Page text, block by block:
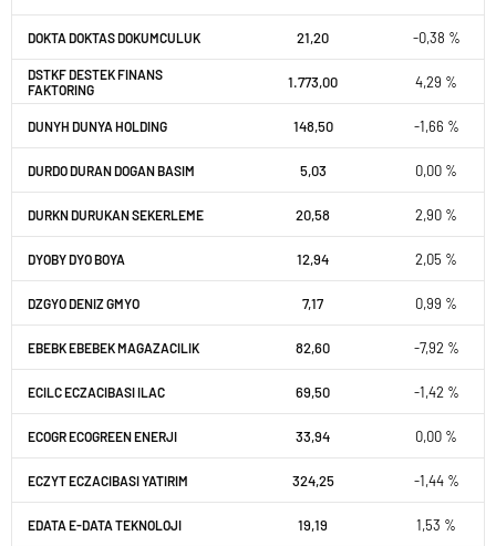
DOKTA DOKTAS DOKUMCULUK 21,20 -0,38 %
DSTKF DESTEK FINANS
FAKTORING
1.773,00 4,29 %
DUNYH DUNYA HOLDING 148,50 -1,66 %
DURDO DURAN DOGAN BASIM 5,03 0,00 %
DURKN DURUKAN SEKERLEME 20,58 2,90 %
DYOBY DYO BOYA 12,94 2,05 %
DZGYO DENIZ GMYO 7,17 0,99 %
EBEBK EBEBEK MAGAZACILIK 82,60 -7,92 %
ECILC ECZACIBASI ILAC 69,50 -1,42 %
ECOGR ECOGREEN ENERJI 33,94 0,00 %
ECZYT ECZACIBASI YATIRIM 324,25 -1,44 %
EDATA E-DATA TEKNOLOJI 19,19 1,53 %